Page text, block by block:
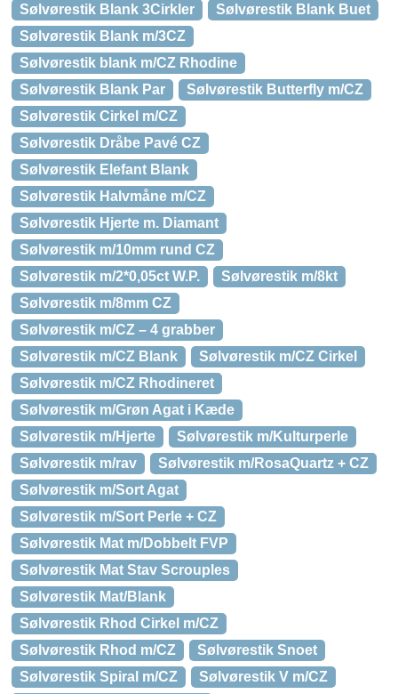
Sølvørestik Blank 3Cirkler
Sølvørestik Blank Buet
Sølvørestik Blank m/3CZ
Sølvørestik blank m/CZ Rhodine
Sølvørestik Blank Par
Sølvørestik Butterfly m/CZ
Sølvørestik Cirkel m/CZ
Sølvørestik Dråbe Pavé CZ
Sølvørestik Elefant Blank
Sølvørestik Halvmåne m/CZ
Sølvørestik Hjerte m. Diamant
Sølvørestik m/10mm rund CZ
Sølvørestik m/2*0,05ct W.P.
Sølvørestik m/8kt
Sølvørestik m/8mm CZ
Sølvørestik m/CZ – 4 grabber
Sølvørestik m/CZ Blank
Sølvørestik m/CZ Cirkel
Sølvørestik m/CZ Rhodineret
Sølvørestik m/Grøn Agat i Kæde
Sølvørestik m/Hjerte
Sølvørestik m/Kulturperle
Sølvørestik m/rav
Sølvørestik m/RosaQuartz + CZ
Sølvørestik m/Sort Agat
Sølvørestik m/Sort Perle + CZ
Sølvørestik Mat m/Dobbelt FVP
Sølvørestik Mat Stav Scrouples
Sølvørestik Mat/Blank
Sølvørestik Rhod Cirkel m/CZ
Sølvørestik Rhod m/CZ
Sølvørestik Snoet
Sølvørestik Spiral m/CZ
Sølvørestik V m/CZ